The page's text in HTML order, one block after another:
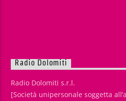
Radio Dolomiti
Radio Dolomiti s.r.l.
[Società unipersonale soggetta